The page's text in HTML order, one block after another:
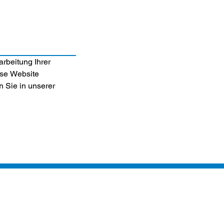
Ihrer
Website
Sie in unserer